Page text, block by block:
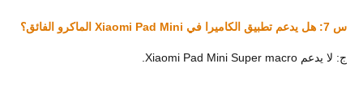
س 7: هل يدعم تطبيق الكاميرا في Xiaomi Pad Mini الماكرو الفائق؟
ج: لا يدعم Xiaomi Pad Mini Super macro.